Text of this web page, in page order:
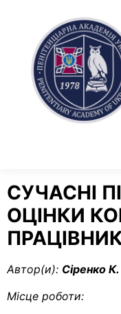
СУЧАСНІ
ОЦІНКИ
Автор(и): Сіренко
Місце роботи: